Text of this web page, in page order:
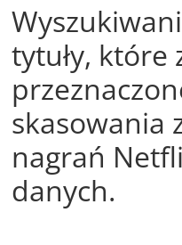
tytuły, które
skasowania
nagrań
danych.